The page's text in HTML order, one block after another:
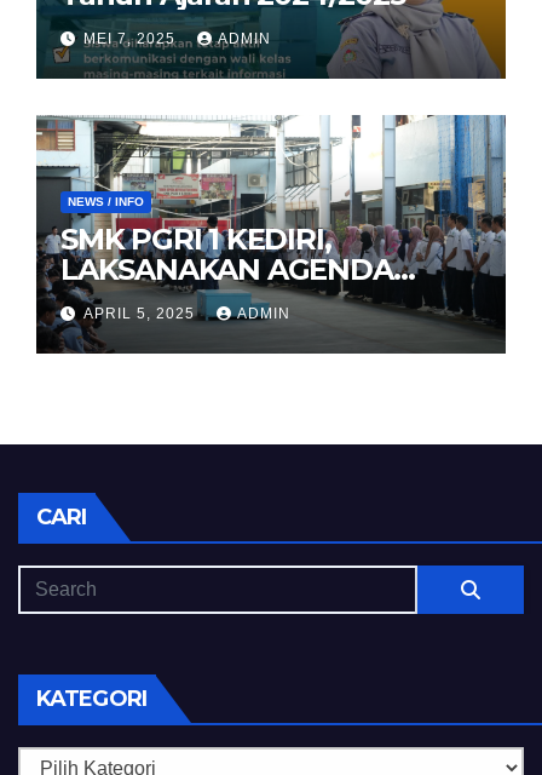
MEI 7, 2025 ADMIN
NEWS / INFO
SMK PGRI 1 KEDIRI,
LAKSANAKAN AGENDA
HALAL BIHALAL
APRIL 5, 2025 ADMIN
CARI
KATEGORI
Kategori